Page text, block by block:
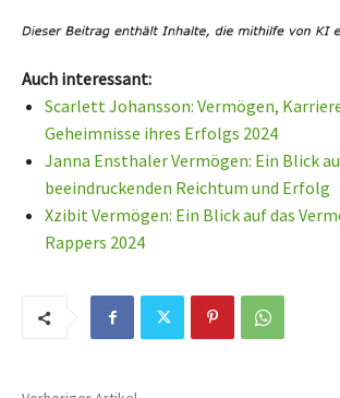
Auch interessant:
Scarlett Johansson: Vermögen,
Geheimnisse ihres Erfolgs 2024
Janna Ensthaler Vermögen: Ein Blick
beeindruckenden Reichtum und Erfolg
Xzibit Vermögen: Ein Blick auf das
Rappers 2024